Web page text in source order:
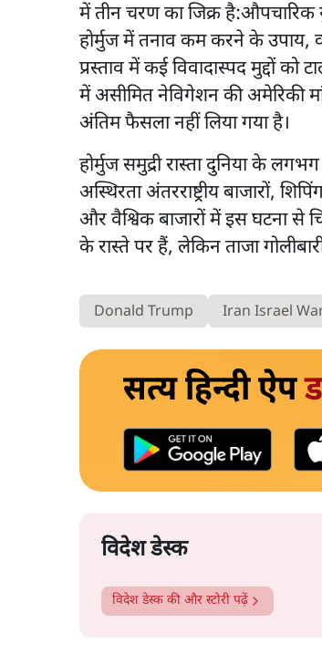
में तीन चरण का जिक्र है:औपचारिक
होर्मुज में तनाव कम करने के उपाय,
प्रस्ताव में कई विवादास्पद मुद्दों
में असीमित नेविगेशन की अमेरिकी
अंतिम फैसला नहीं लिया गया है।
होर्मुज समुद्री रास्ता दुनिया के
अस्थिरता अंतरराष्ट्रीय बाजारों,
और वैश्विक बाजारों में इस घटना से
के रास्ते पर हैं, लेकिन ताजा
Donald Trump Iran Israel
सत्य हिन्दी ऐप
विदेश डेस्क
विदेश डेस्क की और स्टोरी पढ़ें